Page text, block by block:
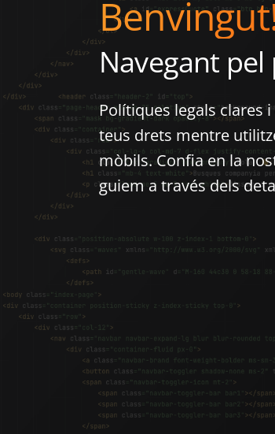
Navegant
Polítiques legals clares
teus drets mentre
mòbils. Confia en la
guiem a través dels